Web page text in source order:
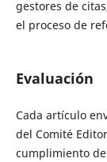
gestores de
el proceso de
Evaluación
Cada artículo
del Comité
cumplimiento